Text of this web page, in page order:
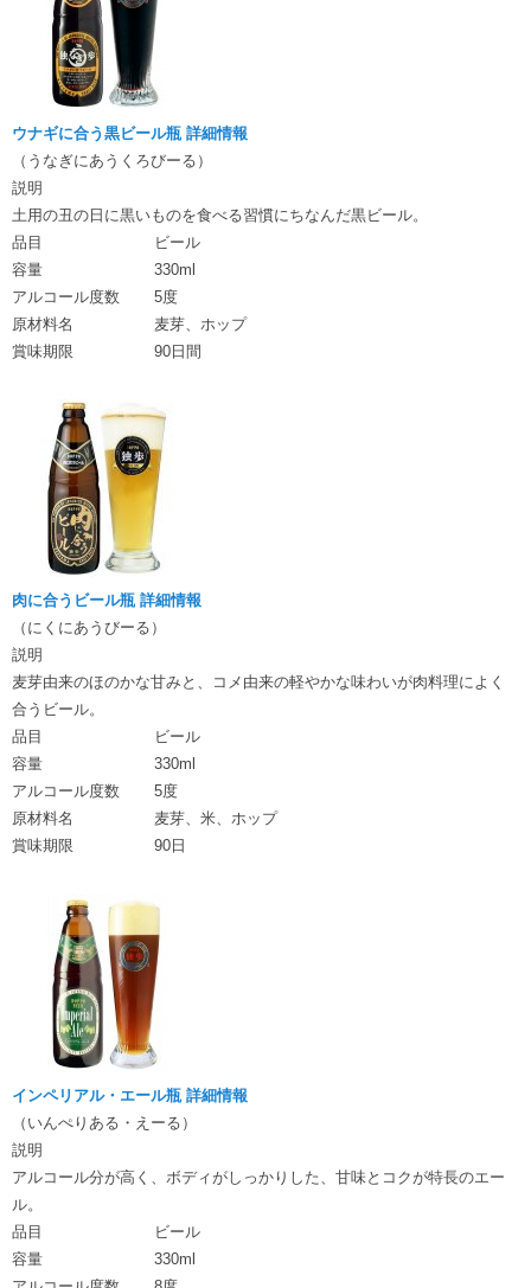
ウナギに合う黒ビール瓶 詳細情報
（うなぎにあうくろびーる）
説明
土用の丑の日に黒いものを食べる習慣にちなんだ黒ビール。
品目
ビール
容量
330ml
アルコール度数
5度
原材料名
麦芽、ホップ
賞味期限
90日間
肉に合うビール瓶 詳細情報
（にくにあうびーる）
説明
麦芽由来のほのかな甘みと、コメ由来の軽やかな味わいが肉料理によく
合うビール。
品目
ビール
容量
330ml
アルコール度数
5度
原材料名
麦芽、米、ホップ
賞味期限
90日
インペリアル・エール瓶 詳細情報
（いんぺりある・えーる）
説明
アルコール分が高く、ボディがしっかりした、甘味とコクが特長のエー
ル。
品目
ビール
容量
330ml